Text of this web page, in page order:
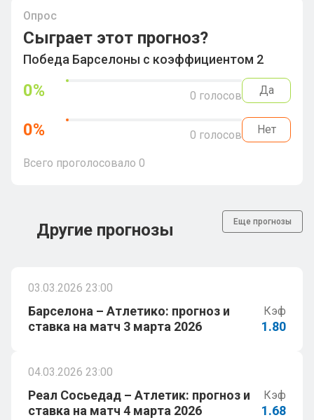
Опрос
Сыграет этот прогноз?
Победа Барселоны с коэффициентом 2
0% 0 голосов Да
0% 0 голосов Нет
Всего проголосовало 0
Другие прогнозы Еще прогнозы
03.03.2026 23:00
Барселона – Атлетико: прогноз и
ставка на матч 3 марта 2026
Кэф
1.80
04.03.2026 23:00
Реал Сосьедад – Атлетик: прогноз и
ставка на матч 4 марта 2026
Кэф
1.68